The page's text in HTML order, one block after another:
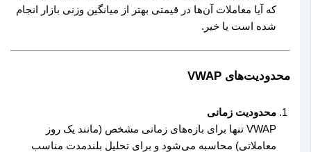
که آیا معاملات آن‌ها در قیمتی بهتر از میانگین وزنی بازار انجام
شده است یا خیر.
محدودیت‌های VWAP
محدودیت زمانی
VWAP تنها برای بازه‌های زمانی مشخص (مانند یک روز
معاملاتی) محاسبه می‌شود و برای تحلیل بلندمدت مناسب